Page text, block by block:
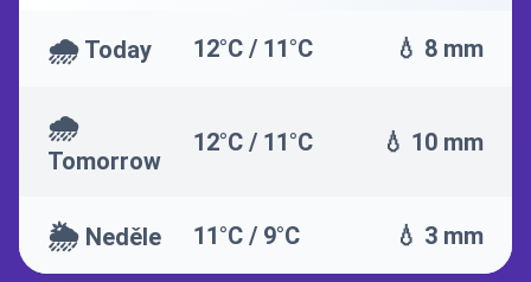
🌧️ Today 12°C / 11°C 💧 8 mm
🌧️
Tomorrow
12°C / 11°C 💧 10 mm
🌦️ Neděle 11°C / 9°C 💧 3 mm